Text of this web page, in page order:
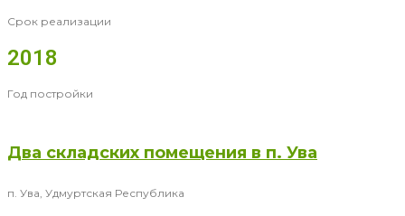
Срок реализации
2018
Год постройки
Два складских помещения в п. Ува
п. Ува, Удмуртская Республика